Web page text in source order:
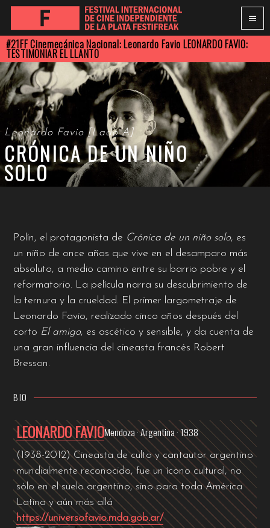
Leonardo Favio [Lado A]
CRÓNICA DE UN NIÑO
SOLO
#21FF Cinemecánica Nacional: Leonardo Favio LEONARDO FAVIO:
TESTIMONIAR EL LLANTO
Polín, el protagonista de Crónica de un niño solo, es
un niño de once años que vive en el desamparo más
absoluto, a medio camino entre su barrio pobre y el
reformatorio. La película narra su descubrimiento de
la ternura y la crueldad. El primer largometraje de
Leonardo Favio, realizado cinco años después del
corto El amigo, es ascético y sensible, y da cuenta de
una gran influencia del cineasta francés Robert
Bresson.
BIO
LEONARDO FAVIOMendoza · Argentina · 1938
(1938-2012) Cineasta de culto y cantautor argentino
mundialmente reconocido, fue un ícono cultural, no
sólo en el suelo argentino, sino para toda América
Latina y aún más allá
https://universofavio.mda.gob.ar/